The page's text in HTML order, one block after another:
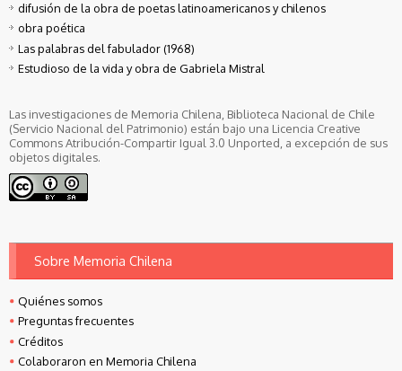
difusión de la obra de poetas latinoamericanos y chilenos
obra poética
Las palabras del fabulador (1968)
Estudioso de la vida y obra de Gabriela Mistral
Las investigaciones de Memoria Chilena, Biblioteca Nacional de Chile
(Servicio Nacional del Patrimonio) están bajo una Licencia Creative
Commons Atribución-Compartir Igual 3.0 Unported, a excepción de sus
objetos digitales.
Sobre Memoria Chilena
Quiénes somos
Preguntas frecuentes
Créditos
Colaboraron en Memoria Chilena